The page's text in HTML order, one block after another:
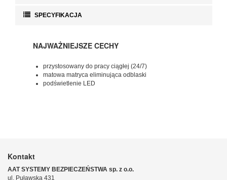
SPECYFIKACJA
NAJWAŻNIEJSZE CECHY
przystosowany do pracy ciągłej (24/7)
matowa matryca eliminująca odblaski
podświetlenie LED
Kontakt
AAT SYSTEMY BEZPIECZEŃSTWA sp. z o.o.
ul. Puławska 431